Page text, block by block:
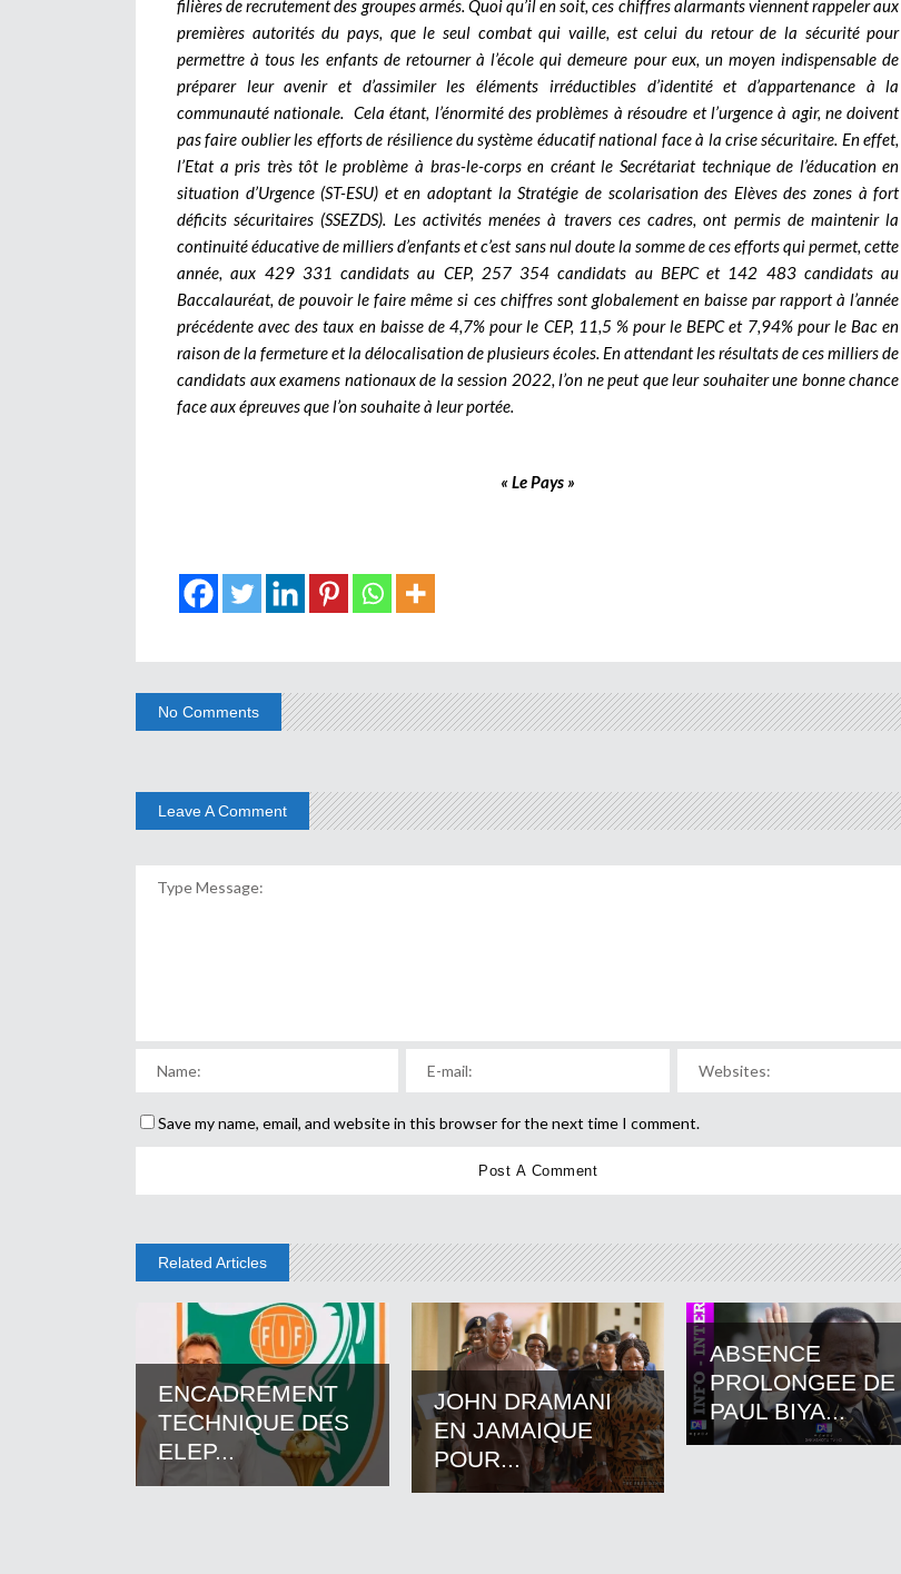
filières de recrutement des groupes armés. Quoi qu’il en soit, ces chiffres alarmants viennent rappeler aux
premières autorités du pays, que le seul combat qui vaille, est celui du retour de la sécurité pour
permettre à tous les enfants de retourner à l’école qui demeure pour eux, un moyen indispensable de
préparer leur avenir et d’assimiler les éléments irréductibles d’identité et d’appartenance à la
communauté nationale.Cela étant, l’énormité des problèmes à résoudre et l’urgence à agir, ne doivent
pas faire oublier les efforts de résilience du système éducatif national face à la crise sécuritaire. En effet,
l’Etat a pris très tôt le problème à bras-le-corps en créant le Secrétariat technique de l’éducation en
situation d’Urgence (ST-ESU) et en adoptant la Stratégie de scolarisation des Elèves des zones à fort
déficits sécuritaires (SSEZDS). Les activités menées à travers ces cadres, ont permis de maintenir la
continuité éducative de milliers d’enfants et c’est sans nul doute la somme de ces efforts qui permet, cette
année, aux 429 331 candidats au CEP, 257 354 candidats au BEPC et 142 483 candidats au
Baccalauréat, de pouvoir le faire même si ces chiffres sont globalement en baisse par rapport à l’année
précédente avec des taux en baisse de 4,7% pour le CEP, 11,5 % pour le BEPC et 7,94% pour le Bac en
raison de la fermeture et la délocalisation de plusieurs écoles. En attendant les résultats de ces milliers de
candidats aux examens nationaux de la session 2022, l’on ne peut que leur souhaiter une bonne chance
face aux épreuves que l’on souhaite à leur portée.
« Le Pays »
No Comments
Leave A Comment
Save my name, email, and website in this browser for the next time I comment.
Related Articles
ENCADREMENT
TECHNIQUE DES
ELEP...
JOHN DRAMANI
EN JAMAIQUE
POUR...
ABSENCE
PROLONGEE DE
PAUL BIYA...